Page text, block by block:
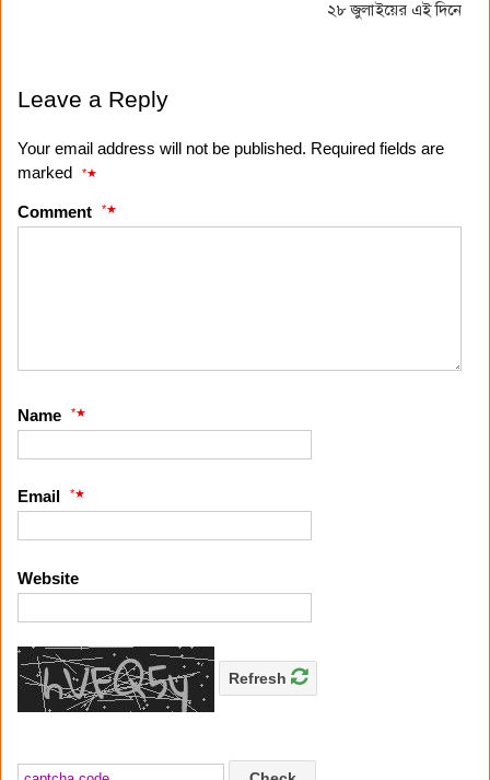
২৮ জুলাইয়ের এই দিনে
Leave a Reply
Your email address will not be published. Required fields are
marked
*
Comment *
Name *
Email *
Website
Refresh